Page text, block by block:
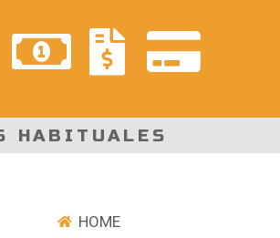
HABITUALES
HOME